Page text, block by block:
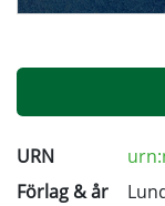
URN
Förlag & år